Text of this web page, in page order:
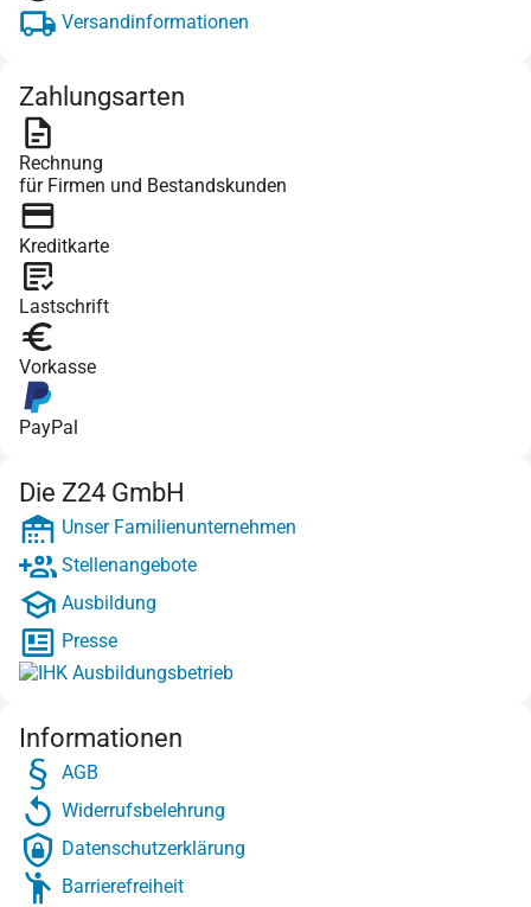
Versandinformationen
Zahlungsarten
Rechnung
für Firmen und Bestandskunden
Kreditkarte
Lastschrift
Vorkasse
PayPal
Die Z24 GmbH
Unser Familienunternehmen
Stellenangebote
Ausbildung
Presse
Informationen
AGB
Widerrufsbelehrung
Datenschutzerklärung
Barrierefreiheit